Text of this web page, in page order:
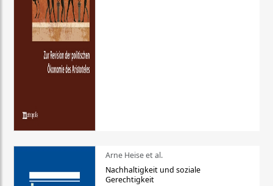
Arne Heise et al.
Nachhaltigkeit und soziale
Gerechtigkeit